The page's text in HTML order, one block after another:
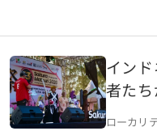
イン
者た
カラン
ローカリ